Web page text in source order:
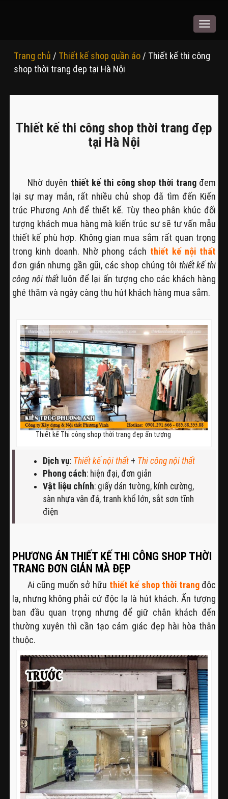
Toggle
Trang chủ / Thiết kế shop quần áo/ Thiết kế thi công
shop thời trang đẹp tại Hà Nội
Thiết kế thi công shop thời trang đẹp
tại Hà Nội
Nhờ duyên thiết kế thi công shop thời trangđem
lại sự may mắn, rất nhiều chủ shop đã tìm đến Kiến
trúc Phương Anh để thiết kế. Tùy theo phân khúc đối
tượng khách mua hàng mà kiến trúc sư sẽ tư vấn mẫu
thiết kế phù hợp. Không gian mua sắm rất quan trọng
trong kinh doanh. Nhờ phong cách thiết kế nội thất
đơn giản nhưng gần gũi, các shop chúng tôi thiết kế thi
công nội thấtluôn để lại ấn tượng cho các khách hàng
ghé thăm và ngày càng thu hút khách hàng mua sắm.
Thiết kế Thi công shop thời trang đẹp ấn tượng
Dịch vụ: Thiết kế nội thất+ Thi công nội thất
Phong cách: hiện đại, đơn giản
Vật liệu chính: giấy dán tường, kính cường,
sàn nhựa vân đá, tranh khổ lớn, sắt sơn tĩnh
điện
PHƯƠNG ÁN THIẾT KẾ THI CÔNG SHOP THỜI
TRANG ĐƠN GIẢN MÀ ĐẸP
Ai cũng muốn sở hữu thiết kế shop thời trangđộc
lạ, nhưng không phải cứ độc lạ là hút khách. Ấn tượng
ban đầu quan trọng nhưng để giữ chân khách đến
thường xuyên thì cần tạo cảm giác đẹp hài hòa thân
thuộc.